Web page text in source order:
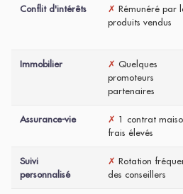
Conflit d'intérêts ✗ Rémunéré par
produits vendus
Immobilier ✗ Quelques
promoteurs
partenaires
Assurance-vie ✗ 1 contrat
frais élevés
Suivi
personnalisé
✗ Rotation
des conseillers